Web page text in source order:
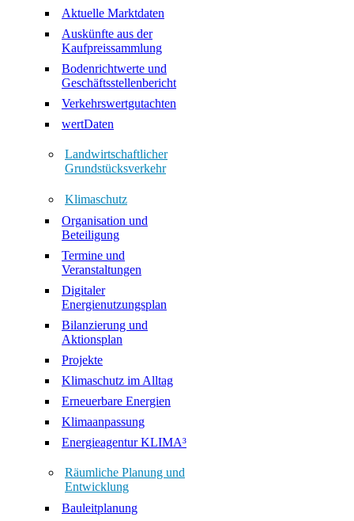
Aktuelle Marktdaten
Auskünfte aus der
Kaufpreissammlung
Bodenrichtwerte und
Geschäftsstellenbericht
Verkehrswertgutachten
wertDaten
Landwirtschaftlicher
Grundstücksverkehr
Klimaschutz
Organisation und
Beteiligung
Termine und
Veranstaltungen
Digitaler
Energienutzungsplan
Bilanzierung und
Aktionsplan
Projekte
Klimaschutz im Alltag
Erneuerbare Energien
Klimaanpassung
Energieagentur KLIMA³
Räumliche Planung und
Entwicklung
Bauleitplanung